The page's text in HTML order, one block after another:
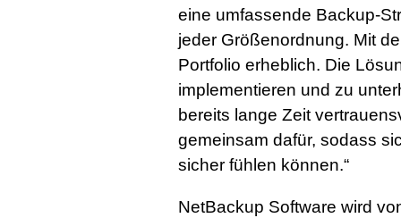
eine umfassende Backup-
jeder Größenordnung. Mit
Portfolio erheblich. Die
implementieren und zu
bereits lange Zeit
gemeinsam dafür, sodass
sicher fühlen können.“
NetBackup Software wird